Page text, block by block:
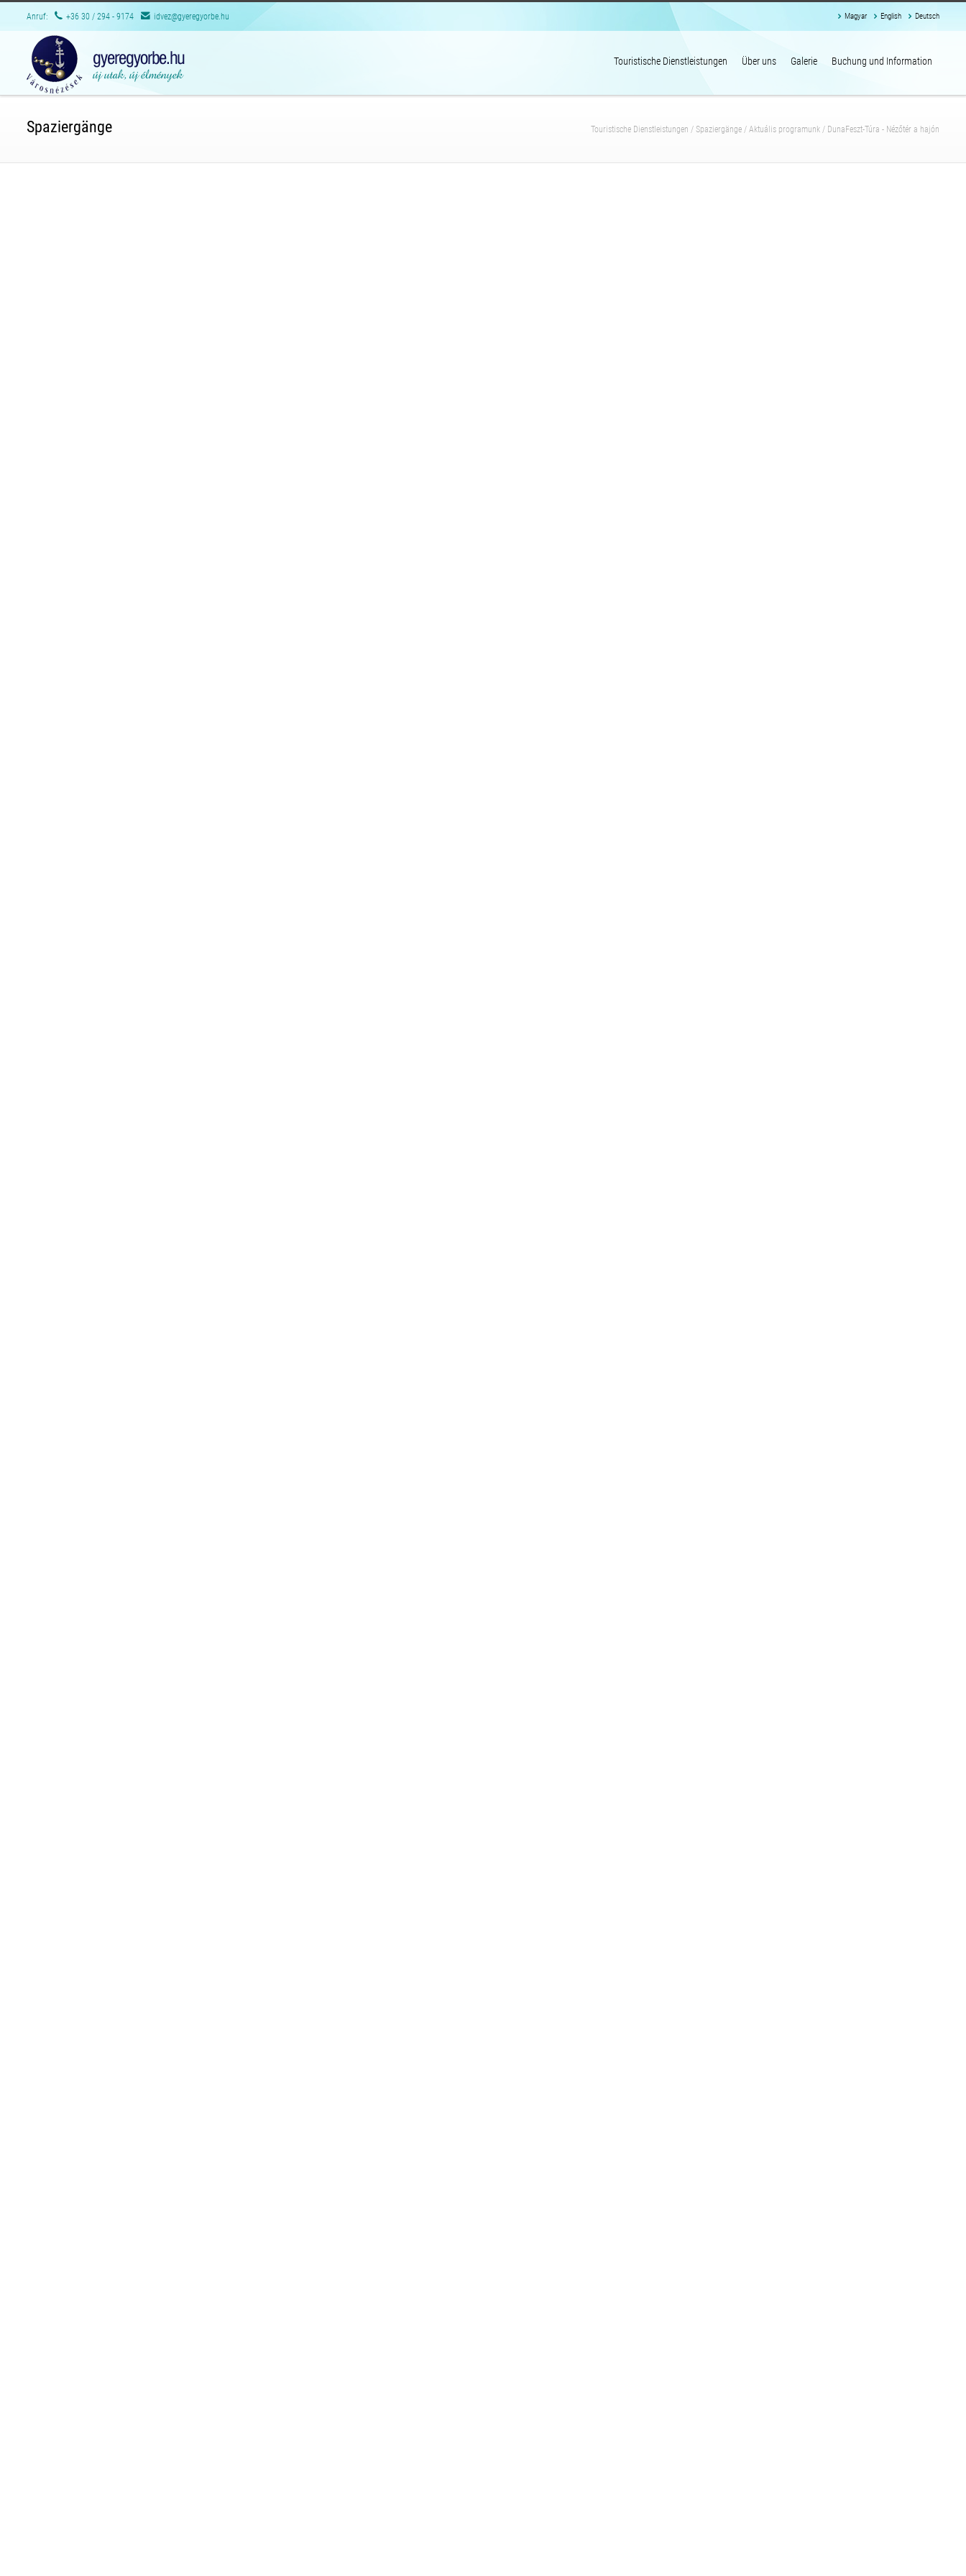
Anruf: +36 30 / 294 - 9174 idvez@gyeregyorbe.hu Magyar English Deutsch
Touristische Dienstleistungen Über uns Galerie Buchung und Information
Spaziergänge Touristische Dienstleistungen / Spaziergänge / Aktuális programunk / DunaFeszt-Túra - Nézőtér a hajón